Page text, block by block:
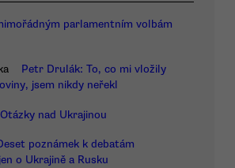
parlamentním volbám
Petr Drulák: To, co mi vložily
jsem nikdy neřekl
Otázky nad Ukrajinou
poznámek k debatám
o Ukrajině a Rusku